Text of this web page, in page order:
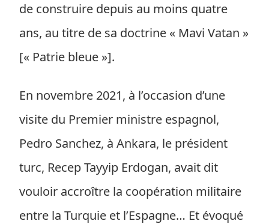
de construire depuis au moins quatre
ans, au titre de sa doctrine « Mavi Vatan »
[« Patrie bleue »].
En novembre 2021, à l’occasion d’une
visite du Premier ministre espagnol,
Pedro Sanchez, à Ankara, le président
turc, Recep Tayyip Erdogan, avait dit
vouloir accroître la coopération militaire
entre la Turquie et l’Espagne… Et évoqué